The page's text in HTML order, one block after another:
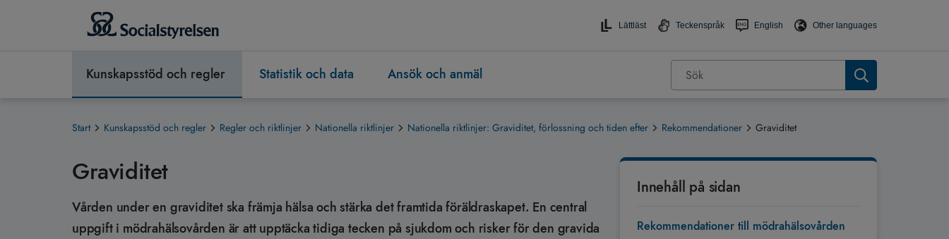
Lättläst Teckenspråk English Other languages
Kunskapsstöd och regler Statistik och data Ansök och anmäl
Start Kunskapsstöd och regler Regler och riktlinjer Nationella riktlinjer Nationella riktlinjer: Graviditet, förlossning och tiden efter Rekommendationer Graviditet
Innehåll på sidan
Rekommendationer till mödrahälsovården
Graviditet
Vården under en graviditet ska främja hälsa och stärka det framtida föräldraskapet. En central
uppgift i mödrahälsovården är att upptäcka tidiga tecken på sjukdom och risker för den gravida